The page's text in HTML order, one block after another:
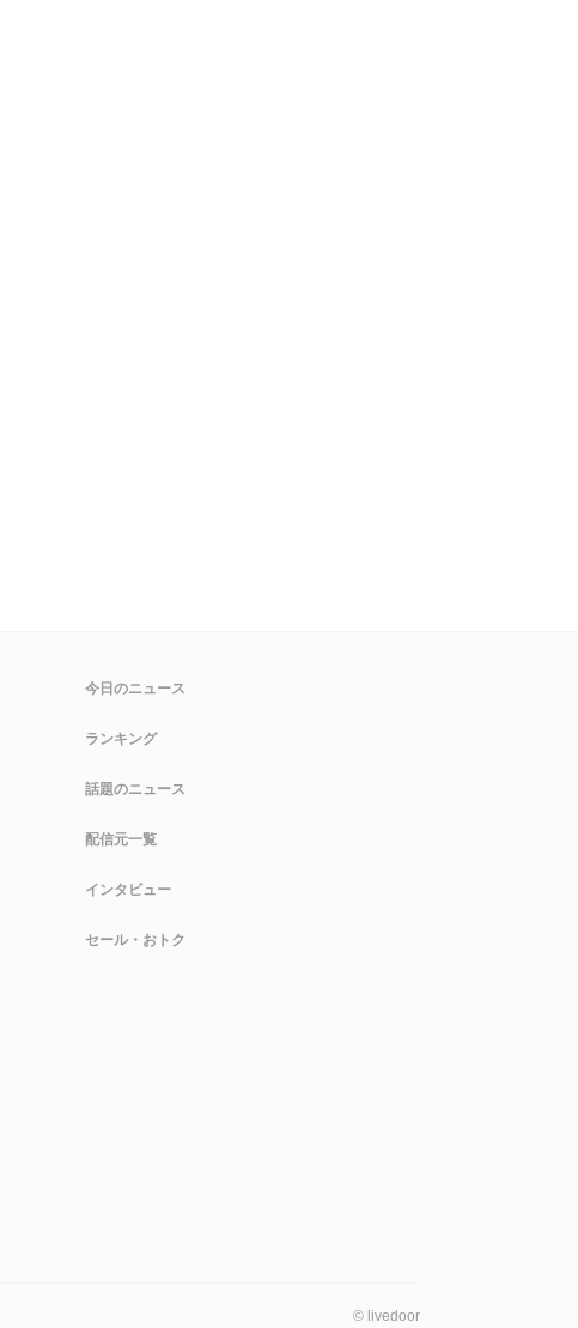
今日のニュース
ランキング
話題のニュース
配信元一覧
インタビュー
セール・おトク
© livedoor